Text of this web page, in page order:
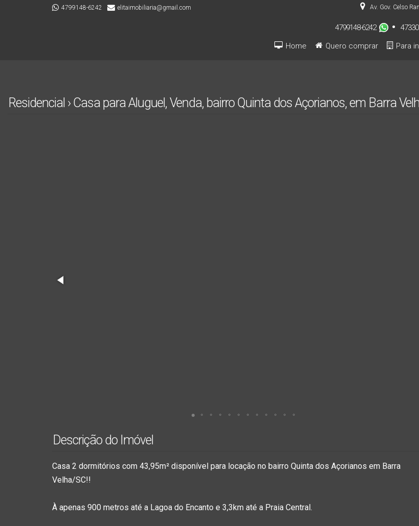
Av. Gov. Celso
4799148-6242 elitaimobiliaria@gmail.com
4799148-6242
Para
Quero comprar
Home
Residencial › Casa para Aluguel, Venda, bairro Quinta dos Açorianos, em Barra
Descrição do Imóvel
Casa 2 dormitórios com 43,95m² disponível para locação no bairro Quinta dos Açorianos em Barra
Velha/SC!!
À apenas 900 metros até a Lagoa do Encanto e 3,3km até a Praia Central.